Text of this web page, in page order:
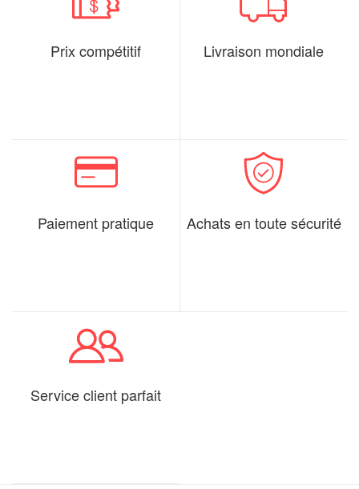
Prix compétitif Livraison mondiale
Paiement pratique Achats en toute sécurité
Service client parfait